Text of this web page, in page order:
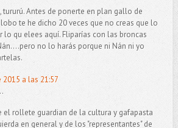
tururú. Antes de ponerte en plan gallo de
te he dicho 20 veces que no creas que lo
lo qu elees aquí. Fliparías con las broncas
no lo harás porque ni Nán ni yo
a las 21:57
el rollete guardian de la cultura y gafapasta
en general y de los "representantes" de